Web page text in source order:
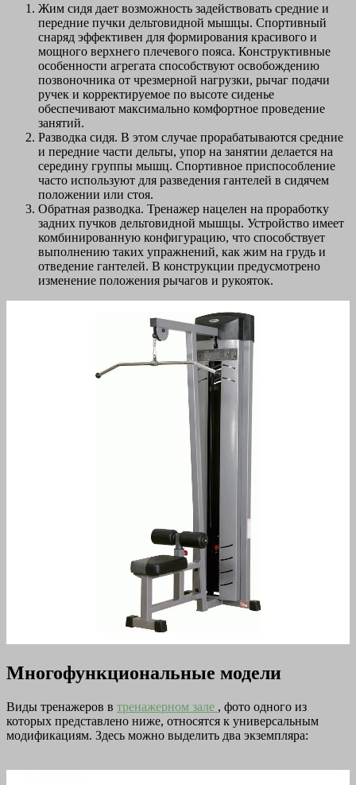
Жим сидя дает возможность задействовать средние и
передние пучки дельтовидной мышцы. Спортивный
снаряд эффективен для формирования красивого и
мощного верхнего плечевого пояса. Конструктивные
особенности агрегата способствуют освобождению
позвоночника от чрезмерной нагрузки, рычаг подачи
ручек и корректируемое по высоте сиденье
обеспечивают максимально комфортное проведение
занятий.
Разводка сидя. В этом случае прорабатываются средние
и передние части дельты, упор на занятии делается на
середину группы мышц. Спортивное приспособление
часто используют для разведения гантелей в сидячем
положении или стоя.
Обратная разводка. Тренажер нацелен на проработку
задних пучков дельтовидной мышцы. Устройство имеет
комбинированную конфигурацию, что способствует
выполнению таких упражнений, как жим на грудь и
отведение гантелей. В конструкции предусмотрено
изменение положения рычагов и рукояток.
Многофункциональные модели
Виды тренажеров в тренажерном зале , фото одного из
которых представлено ниже, относятся к универсальным
модификациям. Здесь можно выделить два экземпляра: